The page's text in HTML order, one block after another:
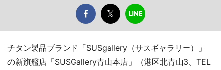
チタン製品ブランド「SUSgallery（サスギャラリー）」
の新旗艦店「SUSGallery青山本店」（港区北青山3、TEL